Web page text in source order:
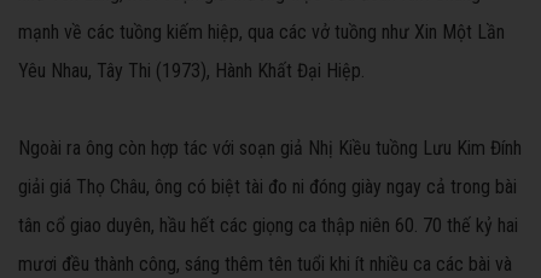
mạnh về các tuồng kiếm hiệp, qua các vở tuồng như Xin Một Lần
Yêu Nhau, Tây Thi (1973), Hành Khất Đại Hiệp.
Ngoài ra ông còn hợp tác với soạn giả Nhị Kiều tuồng Lưu Kim Đính
giải giá Thọ Châu, ông có biệt tài đo ni đóng giày ngay cả trong bài
tân cổ giao duyên, hầu hết các giọng ca thập niên 60. 70 thế kỷ hai
mươi đều thành công, sáng thêm tên tuổi khi ít nhiều ca các bài và